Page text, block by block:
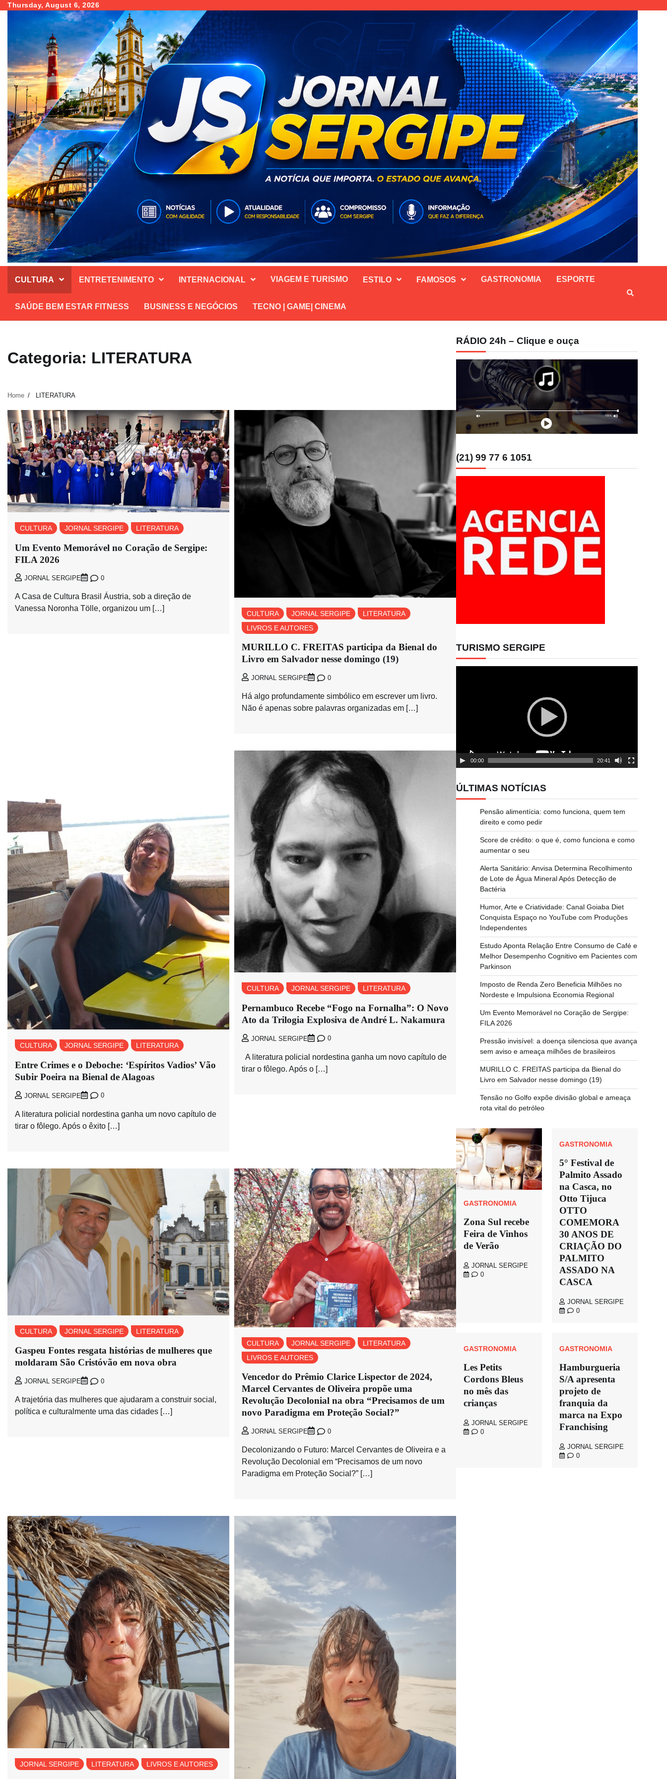
SkipThursday, August 6, 2026
CULTURA ENTRETENIMENTO INTERNACIONAL VIAGEM E TURISMO ESTILO FAMOSOS GASTRONOMIA ESPORTE
SAÚDE BEM ESTAR FITNESS BUSINESS E NEGÓCIOS TECNO | GAME| CINEMA
Categoria: LITERATURA
Home LITERATURA
CULTURA JORNAL SERGIPE LITERATURA
Um Evento Memorável no Coração de Sergipe:
FILA 2026
JORNAL SERGIPE 0
A Casa de Cultura Brasil Áustria, sob a direção de
Vanessa Noronha Tölle, organizou um […]
CULTURA JORNAL SERGIPE
LITERATURA
LIVROS E AUTORES
MURILLO C. FREITAS participa da Bienal do
Livro em Salvador nesse domingo (19)
JORNAL SERGIPE 0
Há algo profundamente simbólico em escrever um livro.
Não é apenas sobre palavras organizadas em […]
CULTURA JORNAL SERGIPE LITERATURA
Entre Crimes e o Deboche: ‘Espíritos Vadios’ Vão
Subir Poeira na Bienal de Alagoas
JORNAL SERGIPE 0
A literatura policial nordestina ganha um novo capítulo de
tirar o fôlego. Após o êxito […]
CULTURA JORNAL SERGIPE LITERATURA
Pernambuco Recebe “Fogo na Fornalha”: O Novo
Ato da Trilogia Explosiva de André L. Nakamura
JORNAL SERGIPE 0
A literatura policial nordestina ganha um novo capítulo de
tirar o fôlego. Após o […]
CULTURA JORNAL SERGIPE LITERATURA
Gaspeu Fontes resgata histórias de mulheres que
moldaram São Cristóvão em nova obra
JORNAL SERGIPE 0
A trajetória das mulheres que ajudaram a construir social,
política e culturalmente uma das cidades […]
CULTURA JORNAL SERGIPE
LITERATURA
LIVROS E AUTORES
Vencedor do Prêmio Clarice Lispector de 2024,
Marcel Cervantes de Oliveira propõe uma
Revolução Decolonial na obra “Precisamos de um
novo Paradigma em Proteção Social?”
JORNAL SERGIPE 0
Decolonizando o Futuro: Marcel Cervantes de Oliveira e a
Revolução Decolonial em “Precisamos de um novo
Paradigma em Proteção Social?” […]
JORNAL SERGIPE LITERATURA LIVROS E AUTORES
RÁDIO 24h – Clique e ouça
(21) 99 77 6 1051
TURISMO SERGIPE
00:00 20:41
ÚLTIMAS NOTÍCIAS
Pensão alimentícia: como funciona, quem tem
direito e como pedir
Score de crédito: o que é, como funciona e como
aumentar o seu
Alerta Sanitário: Anvisa Determina Recolhimento
de Lote de Água Mineral Após Detecção de
Bactéria
Humor, Arte e Criatividade: Canal Goiaba Diet
Conquista Espaço no YouTube com Produções
Independentes
Estudo Aponta Relação Entre Consumo de Café e
Melhor Desempenho Cognitivo em Pacientes com
Parkinson
Imposto de Renda Zero Beneficia Milhões no
Nordeste e Impulsiona Economia Regional
Um Evento Memorável no Coração de Sergipe:
FILA 2026
Pressão invisível: a doença silenciosa que avança
sem aviso e ameaça milhões de brasileiros
MURILLO C. FREITAS participa da Bienal do
Livro em Salvador nesse domingo (19)
Tensão no Golfo expõe divisão global e ameaça
rota vital do petróleo
GASTRONOMIA
Zona Sul recebe
Feira de Vinhos
de Verão
JORNAL SERGIPE
0
GASTRONOMIA
5° Festival de
Palmito Assado
na Casca, no
Otto Tijuca
OTTO
COMEMORA
30 ANOS DE
CRIAÇÃO DO
PALMITO
ASSADO NA
CASCA
JORNAL SERGIPE
0
GASTRONOMIA
Les Petits
Cordons Bleus
no mês das
crianças
JORNAL SERGIPE
0
GASTRONOMIA
Hamburgueria
S/A apresenta
projeto de
franquia da
marca na Expo
Franchising
JORNAL SERGIPE
0